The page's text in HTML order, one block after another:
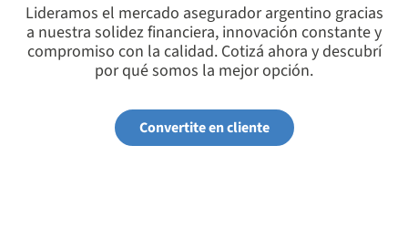
Lideramos el mercado asegurador argentino gracias
a nuestra solidez financiera, innovación constante y
compromiso con la calidad. Cotizá ahora y descubrí
por qué somos la mejor opción.
Convertite en cliente